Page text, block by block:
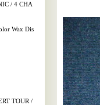
/ 4 CHA
Wax Dis
TOUR /